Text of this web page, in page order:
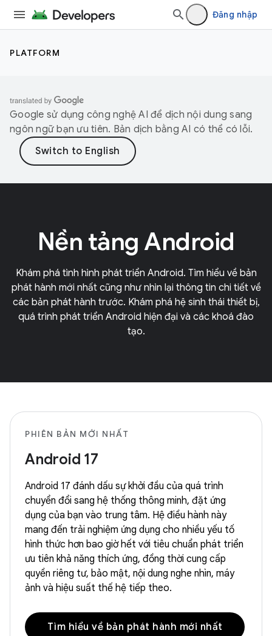
Đăng nhập
PLATFORM
Google sử dụng công nghệ AI để dịch nội dung sang
ngôn ngữ bạn ưu tiên. Bản dịch bằng AI có thể có lỗi.
Nền tảng Android
Khám phá tình hình phát triển Android. Tìm hiểu về bản
phát hành mới nhất cũng như nhìn lại thông tin chi tiết về
các bản phát hành trước. Khám phá hệ sinh thái thiết bị,
quá trình phát triển Android hiện đại và các khoá đào
tạo.
PHIÊN BẢN MỚI NHẤT
Android 17
Android 17 đánh dấu sự khởi đầu của quá trình
chuyển đổi sang hệ thống thông minh, đặt ứng
dụng của bạn vào trung tâm. Hệ điều hành này
mang đến trải nghiệm ứng dụng cho nhiều yếu tố
hình thức hơn bao giờ hết với tiêu chuẩn phát triển
ưu tiên khả năng thích ứng, đồng thời cung cấp
quyền riêng tư, bảo mật, nội dung nghe nhìn, máy
ảnh và hiệu suất thế hệ tiếp theo.
Tìm hiểu về bản phát hành mới nhất